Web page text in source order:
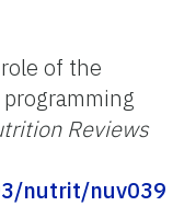
of the
Reviews
nutrit/nuv039